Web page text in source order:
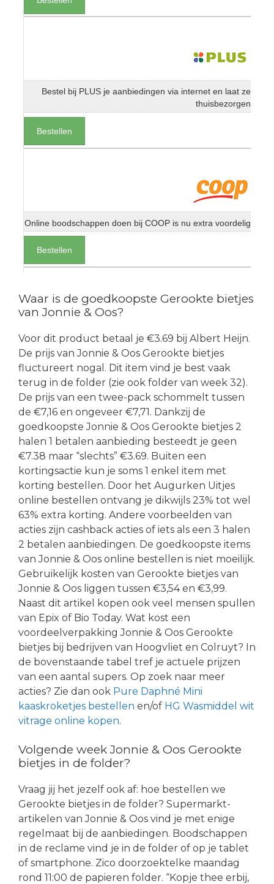
Bestel bij PLUS je aanbiedingen via internet en laat ze
thuisbezorgen
Bestellen
Online boodschappen doen bij COOP is nu extra voordelig
Bestellen
Waar is de goedkoopste Gerookte bietjes
van Jonnie & Oos?
Voor dit product betaal je €3.69 bij Albert Heijn.
De prijs van Jonnie & Oos Gerookte bietjes
fluctureert nogal. Dit item vind je best vaak
terug in de folder (zie ook folder van week 32).
De prijs van een twee-pack schommelt tussen
de €7,16 en ongeveer €7,71. Dankzij de
goedkoopste Jonnie & Oos Gerookte bietjes 2
halen 1 betalen aanbieding besteedt je geen
€7.38 maar “slechts” €3.69. Buiten een
kortingsactie kun je soms 1 enkel item met
korting bestellen. Door het Augurken Uitjes
online bestellen ontvang je dikwijls 23% tot wel
63% extra korting. Andere voorbeelden van
acties zijn cashback acties of iets als een 3 halen
2 betalen aanbiedingen. De goedkoopste items
van Jonnie & Oos online bestellen is niet moeilijk.
Gebruikelijk kosten van Gerookte bietjes van
Jonnie & Oos liggen tussen €3,54 en €3,99.
Naast dit artikel kopen ook veel mensen spullen
van Epix of Bio Today. Wat kost een
voordeelverpakking Jonnie & Oos Gerookte
bietjes bij bedrijven van Hoogvliet en Colruyt? In
de bovenstaande tabel tref je actuele prijzen
van een aantal supers. Op zoek naar meer
acties? Zie dan ook Pure Daphné Mini
kaaskroketjes bestellen en/of HG Wasmiddel wit
vitrage online kopen.
Volgende week Jonnie & Oos Gerookte
bietjes in de folder?
Vraag jij het jezelf ook af: hoe bestellen we
Gerookte bietjes in de folder? Supermarkt-
artikelen van Jonnie & Oos vind je met enige
regelmaat bij de aanbiedingen. Boodschappen
in de reclame vind je in de folder of op je tablet
of smartphone. Zico doorzoektelke maandag
rond 11:00 de papieren folder. “Kopje thee erbij,